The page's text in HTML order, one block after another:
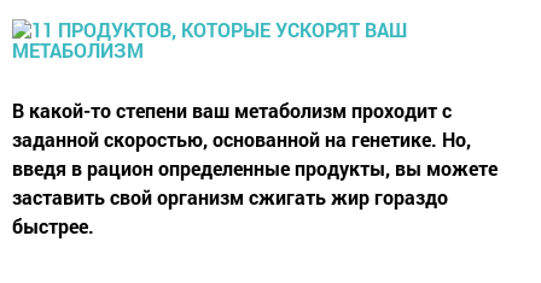
В какой-то степени ваш метаболизм проходит с
заданной скоростью, основанной на генетике. Но,
введя в рацион определенные продукты, вы можете
заставить свой организм сжигать жир гораздо
быстрее.